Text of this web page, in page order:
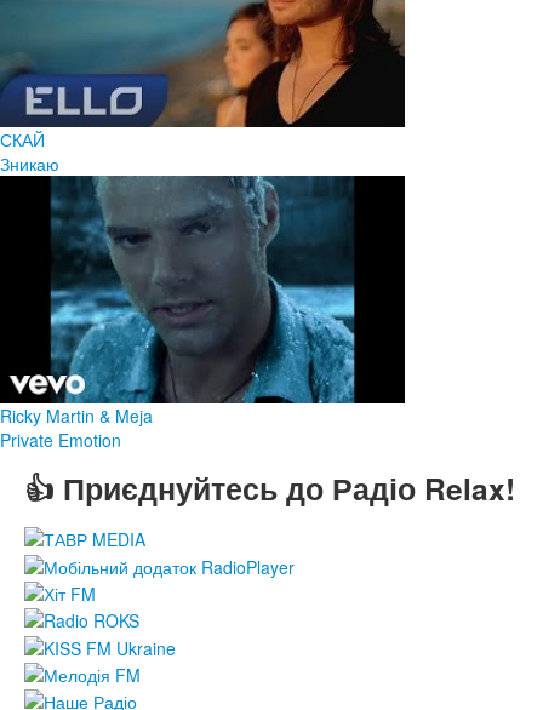
СКАЙ
Зникаю
Ricky Martin & Meja
Private Emotion
👍 Приєднуйтесь до Радіо Relax!